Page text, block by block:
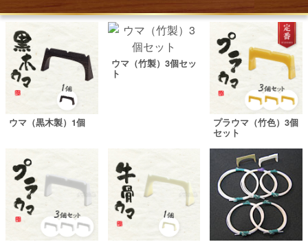
ウマ（黒木製）1個
ウマ（竹製）3個セッ
ト
プラウマ（竹色）3個
セット